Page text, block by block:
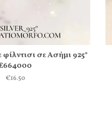
σε Ασήμι 925°
€16.50